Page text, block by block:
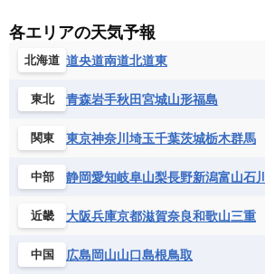
各エリアの天気予報
北海道 道央道南道北道東
東北 青森岩手秋田宮城山形福島
関東 東京神奈川 埼玉千葉茨城栃木群馬
中部 静岡愛知岐阜山梨長野新潟富山石川
近畿 大阪兵庫京都滋賀奈良和歌山三重
中国 広島岡山山口島根鳥取